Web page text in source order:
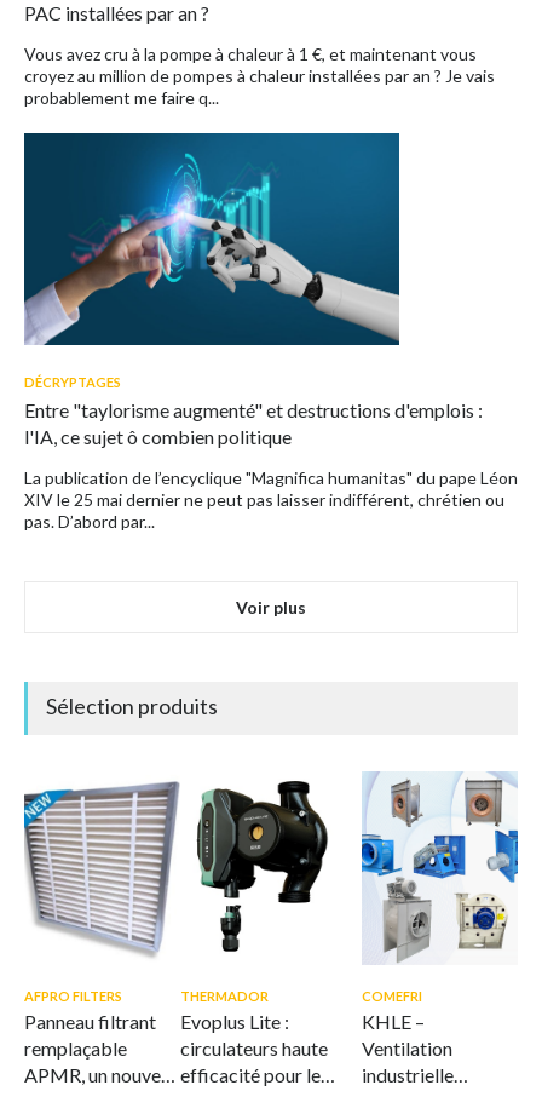
PAC installées par an ?
Vous avez cru à la pompe à chaleur à 1 €, et maintenant vous
croyez au million de pompes à chaleur installées par an ? Je vais
probablement me faire q...
DÉCRYPTAGES
Entre "taylorisme augmenté" et destructions d'emplois :
l'IA, ce sujet ô combien politique
La publication de l’encyclique "Magnifica humanitas" du pape Léon
XIV le 25 mai dernier ne peut pas laisser indifférent, chrétien ou
pas. D’abord par...
Voir plus
Sélection produits
AFPRO FILTERS
Panneau filtrant
remplaçable
APMR, un nouveau
THERMADOR
Evoplus Lite :
circulateurs haute
efficacité pour le
COMEFRI
KHLE –
Ventilation
industrielle